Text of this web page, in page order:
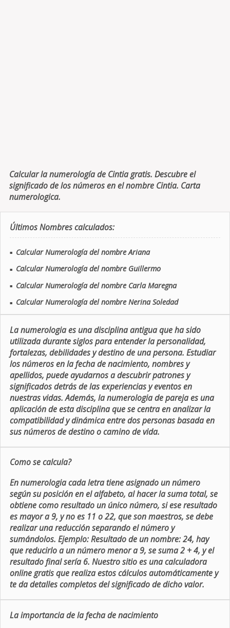
Calcular la numerología de Cintia gratis. Descubre el
significado de los números en el nombre Cintia. Carta
numerologica.
Últimos Nombres calculados:
■ Calcular Numerología del nombre Ariana
■ Calcular Numerología del nombre Guillermo
■ Calcular Numerología del nombre Carla Maregna
■ Calcular Numerología del nombre Nerina Soledad
La numerologia es una disciplina antigua que ha sido
utilizada durante siglos para entender la personalidad,
fortalezas, debilidades y destino de una persona. Estudiar
los números en la fecha de nacimiento, nombres y
apellidos, puede ayudarnos a descubrir patrones y
significados detrás de las experiencias y eventos en
nuestras vidas. Además, la numerologia de pareja es una
aplicación de esta disciplina que se centra en analizar la
compatibilidad y dinámica entre dos personas basada en
sus números de destino o camino de vida.
Como se calcula?
En numerologia cada letra tiene asignado un número
según su posición en el alfabeto, al hacer la suma total, se
obtiene como resultado un único número, si ese resultado
es mayor a 9, y no es 11 o 22, que son maestros, se debe
realizar una reducción separando el número y
sumándolos. Ejemplo: Resultado de un nombre: 24, hay
que reducirlo a un número menor a 9, se suma 2 + 4, y el
resultado final sería 6. Nuestro sitio es una calculadora
online gratis que realiza estos cálculos automáticamente y
te da detalles completos del significado de dicho valor.
La importancia de la fecha de nacimiento